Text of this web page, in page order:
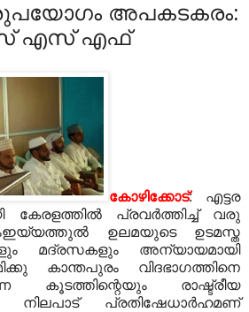
അപകടകരം:
എസ് എഫ്
കോഴിക്കോട്: എട്ടര
കേരളത്തില്‍ പ്രവര്‍ത്തിച്ച് വരു
ഉലമയുടെ ഉടമസ്ത
മദ്രസകളും അന്യായമായി
കാന്തപുരം വിദഭാഗത്തിനെ
കൂടത്തിന്റെയും രാഷ്ട്രീയ
നിലപാട് പ്രതിഷേധാര്‍ഹമണ്